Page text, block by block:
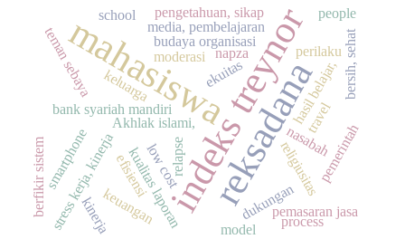
indeks treynor
mahasiswareksadana
Akhlak islami,
nasabah
religiusitas
ekuitas
bank syariah mandiri
napza
keluarga
dukungan
relapse
teman sebaya hasil belajar,
budaya organisasi
stress kerja, kinerja pemerintah
moderasi
media, pembelajaran
kualitas laporan
pengetahuan, sikap
perilaku
b
e
r
s
i
h
,
s
e
h
a
t
smartphone
pemasaran jasa
travel
low cost
people
process
keuangan
school
model
berfikir sistem efisiensi
kinerja